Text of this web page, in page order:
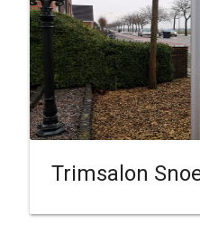
Trimsalon